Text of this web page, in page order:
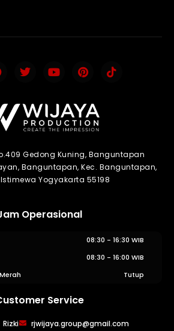
Gedong Kuning, Banguntapan
Banguntapan, Kec. Banguntapan,
Yogyakarta 55198
Operasional
08:30 - 16:30 WIB
08:30 - 16:00 WIB
Tutup
Service
Rizki
rjwijaya.group@gmail.com